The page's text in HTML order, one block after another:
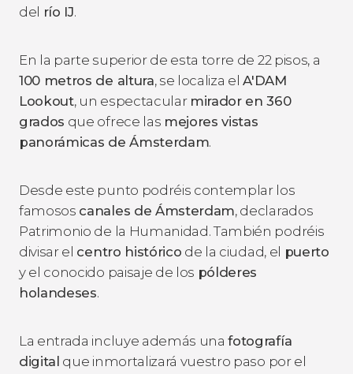
del río IJ.
En la parte superior de esta torre de 22 pisos, a
100 metros de altura, se localiza elA'DAM
Lookout, un espectacular mirador en 360
grados que ofrece las mejores vistas
panorámicas de Ámsterdam.
Desde este punto podréis contemplar los
famosos canales de Ámsterdam, declarados
Patrimonio de la Humanidad. También podréis
divisar el centro histórico de la ciudad, el puerto
y el conocido paisaje de los pólderes
holandeses.
La entrada incluye además unafotografía
digital que inmortalizará vuestro paso por el